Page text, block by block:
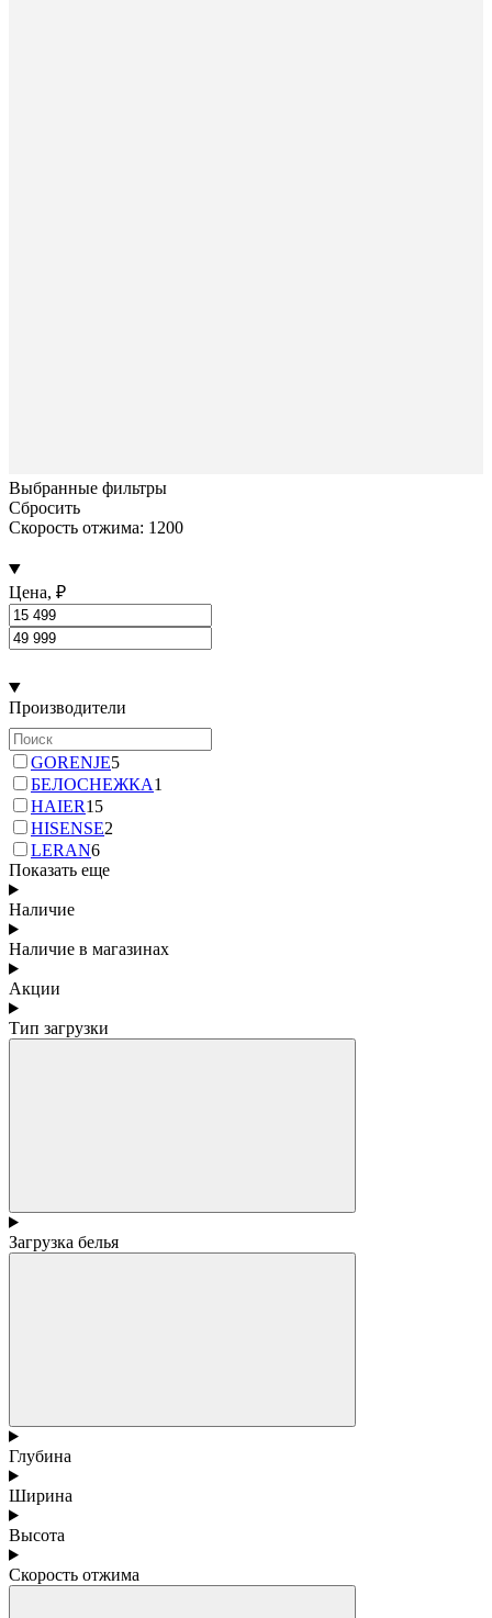
Выбранные фильтры
Сбросить
Скорость отжима: 1200
Цена, ₽
Производители
GORENJE5
БЕЛОСНЕЖКА1
HAIER15
HISENSE2
LERAN6
Показать еще
Наличие
Наличие в магазинах
Акции
Тип загрузки
Загрузка белья
Глубина
Ширина
Высота
Скорость отжима